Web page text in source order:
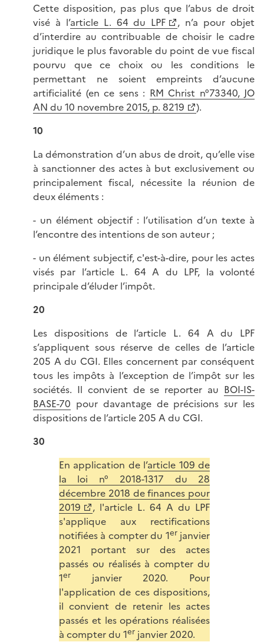
Cette disposition, pas plus que l’abus de droit
visé à l’article L. 64 du LPF
, n’a pour objet
d’interdire au contribuable de choisir le cadre
juridique le plus favorable du point de vue fiscal
pourvu que ce choix ou les conditions le
permettant ne soient empreints d’aucune
artificialité (en ce sens : RM Christ n°73340, JO
AN du 10 novembre 2015, p. 8219
).
10
La démonstration d’un abus de droit, qu’elle vise
à sanctionner des actes à but exclusivement ou
principalement fiscal, nécessite la réunion de
deux éléments :
- un élément objectif : l’utilisation d’un texte à
l’encontre des intentions de son auteur ;
- un élément subjectif, c'est-à-dire, pour les actes
visés par l’article L. 64 A du LPF, la volonté
principale d’éluder l’impôt.
20
Les dispositions de l’article L. 64 A du LPF
s’appliquent sous réserve de celles de l’article
205 A du CGI. Elles concernent par conséquent
tous les impôts à l’exception de l’impôt sur les
sociétés. Il convient de se reporter au BOI-IS-
BASE-70 pour davantage de précisions sur les
dispositions de l’article 205 A du CGI.
30
En application de l’article 109 de
la loi n° 2018-1317 du 28
décembre 2018 de finances pour
2019
, l'article L. 64 A du LPF
s'applique aux rectifications
notifiées à compter du 1erjanvier
2021 portant sur des actes
passés ou réalisés à compter du
1erjanvier 2020. Pour
l'application de ces dispositions,
il convient de retenir les actes
passés et les opérations réalisées
à compter du 1erjanvier 2020.